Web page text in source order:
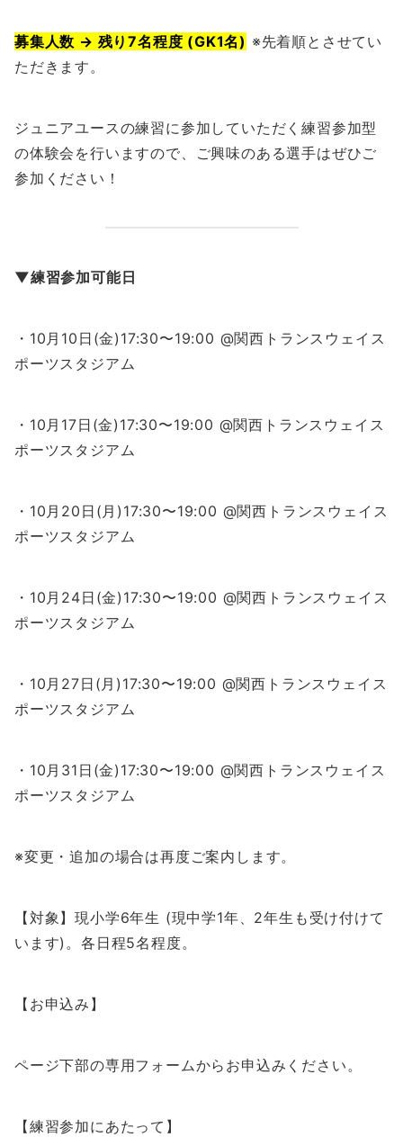
募集人数 → 残り7名程度 (GK1名) ※先着順とさせてい
ただきます。
ジュニアユースの練習に参加していただく練習参加型
の体験会を行いますので、ご興味のある選手はぜひご
参加ください！
▼練習参加可能日
・10月10日(金)17:30〜19:00 @関西トランスウェイス
ポーツスタジアム
・10月17日(金)17:30〜19:00 @関西トランスウェイス
ポーツスタジアム
・10月20日(月)17:30〜19:00 @関西トランスウェイス
ポーツスタジアム
・10月24日(金)17:30〜19:00 @関西トランスウェイス
ポーツスタジアム
・10月27日(月)17:30〜19:00 @関西トランスウェイス
ポーツスタジアム
・10月31日(金)17:30〜19:00 @関西トランスウェイス
ポーツスタジアム
※変更・追加の場合は再度ご案内します。
【対象】現小学6年生 (現中学1年、2年生も受け付けて
います)。各日程5名程度。
【お申込み】
ページ下部の専用フォームからお申込みください。
【練習参加にあたって】